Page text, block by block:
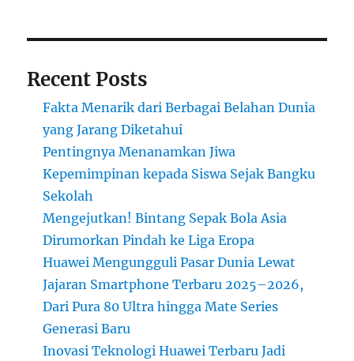
Recent Posts
Fakta Menarik dari Berbagai Belahan Dunia
yang Jarang Diketahui
Pentingnya Menanamkan Jiwa
Kepemimpinan kepada Siswa Sejak Bangku
Sekolah
Mengejutkan! Bintang Sepak Bola Asia
Dirumorkan Pindah ke Liga Eropa
Huawei Mengungguli Pasar Dunia Lewat
Jajaran Smartphone Terbaru 2025–2026,
Dari Pura 80 Ultra hingga Mate Series
Generasi Baru
Inovasi Teknologi Huawei Terbaru Jadi